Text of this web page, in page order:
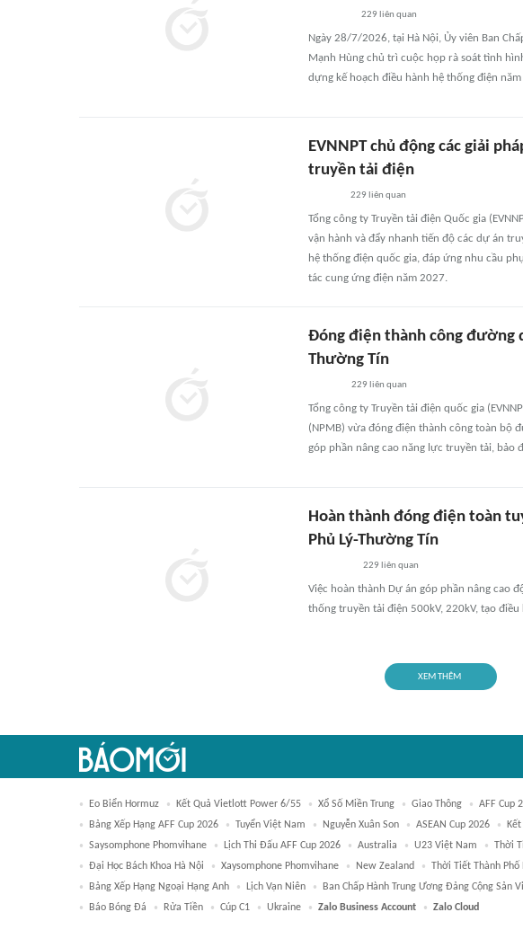
229 liên quan
Ngày 28/7/2026, tại Hà Nội, Ủy viên Ban
Mạnh Hùng chủ trì cuộc họp rà soát tình
dựng kế hoạch điều hành hệ thống điện
EVNNPT chủ động các giải
truyền tải điện
229 liên quan
Tổng công ty Truyền tải điện Quốc gia
vận hành và đẩy nhanh tiến độ các dự án
hệ thống điện quốc gia, đáp ứng nhu cầu
tác cung ứng điện năm 2027.
Đóng điện thành công đường
Thường Tín
229 liên quan
Tổng công ty Truyền tải điện quốc gia
(NPMB) vừa đóng điện thành công toàn bộ
góp phần nâng cao năng lực truyền tải, bảo
Hoàn thành đóng điện toàn
Phủ Lý-Thường Tín
229 liên quan
Việc hoàn thành Dự án góp phần nâng cao
thống truyền tải điện 500kV, 220kV, tạo
XEM THÊM
Eo Biển Hormuz Kết Quả Vietlott Power 6/55 Xổ Số Miền Trung Giao Thông AFF Cup
Bảng Xếp Hạng AFF Cup 2026
Tuyển Việt Nam Nguyễn Xuân Son ASEAN Cup 2026
Saysomphone Phomvihane
Lịch Thi Đấu AFF Cup 2026 Australia U23 Việt Nam Thời
Đại Học Bách Khoa Hà Nội
Xaysomphone Phomvihane New Zealand Thời Tiết Thành Phố
Bảng Xếp Hạng Ngoại Hạng Anh
Lịch Vạn Niên Ban Chấp Hành Trung Ương Đảng Cộng Sản
Báo Bóng Đá
Rửa Tiền Cúp C1 Ukraine Zalo Business Account Zalo Cloud